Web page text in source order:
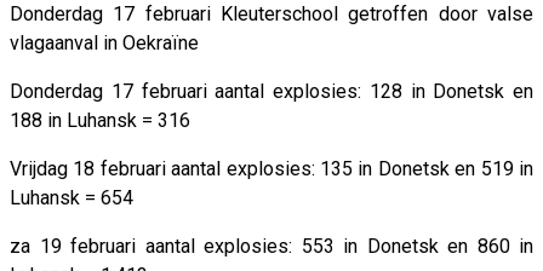
Donderdag 17 februari Kleuterschool getroffen door valse
vlagaanval in Oekraïne
Donderdag 17 februari aantal explosies: 128 in Donetsk en
188 in Luhansk = 316
Vrijdag 18 februari aantal explosies: 135 in Donetsk en 519 in
Luhansk = 654
za 19 februari aantal explosies: 553 in Donetsk en 860 in